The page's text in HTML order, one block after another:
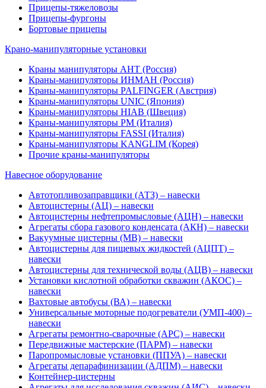
Прицепы-тяжеловозы
Прицепы-фургоны
Бортовые прицепы
Крано-манипуляторные установки
Краны манипуляторы АНТ (Россия)
Краны-манипуляторы ИНМАН (Россия)
Краны-манипуляторы PALFINGER (Австрия)
Краны-манипуляторы UNIC (Япония)
Краны-манипуляторы HIAB (Швеция)
Краны-манипуляторы PM (Италия)
Краны-манипуляторы FASSI (Италия)
Краны-манипуляторы KANGLIM (Корея)
Прочие краны-манипуляторы
Навесное оборудование
Автотопливозаправщики (АТЗ) – навески
Автоцистерны (АЦ) – навески
Автоцистерны нефтепромысловые (АЦН) – навески
Агрегаты сбора газового конденсата (АКН) – навески
Вакуумные цистерны (МВ) – навески
Автоцистерны для пищевых жидкостей (АЦПТ) –
навески
Автоцистерны для технической воды (АЦВ) – навески
Установки кислотной обработки скважин (АКОС) –
навески
Вахтовые автобусы (ВА) – навески
Универсальные моторные подогреватели (УМП-400) –
навески
Агрегаты ремонтно-сварочные (АРС) – навески
Передвижные мастерские (ПАРМ) – навески
Паропромысловые установки (ППУА) – навески
Агрегаты депарафинизации (АДПМ) – навески
Контейнер-цистерны